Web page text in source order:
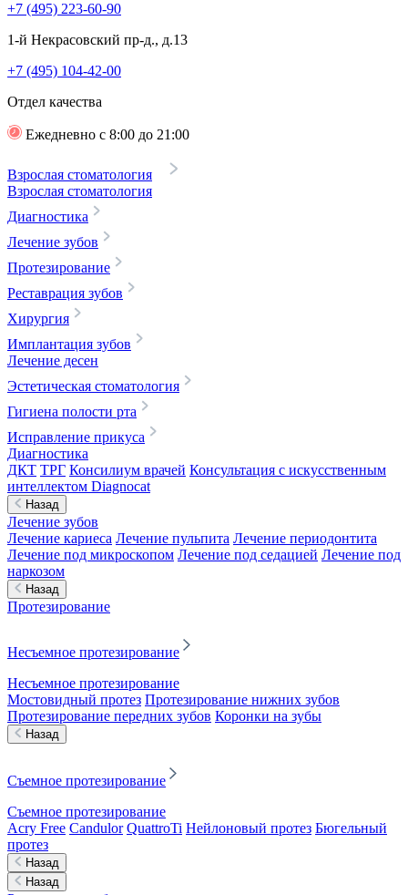
+7 (495) 223-60-90
1-й Некрасовский пр-д., д.13
+7 (495) 104-42-00
Отдел качества
Ежедневно с 8:00 до 21:00
Взрослая стоматология
Взрослая стоматология
Диагностика
Лечение зубов
Протезирование
Реставрация зубов
Хирургия
Имплантация зубов
Лечение десен
Эстетическая стоматология
Гигиена полости рта
Исправление прикуса
Диагностика
ДКТ ТРГ Консилиум врачей Консультация с искусственным
интеллектом Diagnocat
Назад
Лечение зубов
Лечение кариеса Лечение пульпита Лечение периодонтита
Лечение под микроскопом Лечение под седацией Лечение под
наркозом
Назад
Протезирование
Несъемное протезирование
Несъемное протезирование
Мостовидный протез Протезирование нижних зубов
Протезирование передних зубов Коронки на зубы
Назад
Съемное протезирование
Съемное протезирование
Acry Free Candulor QuattroTi Нейлоновый протез Бюгельный
протез
Назад
Назад